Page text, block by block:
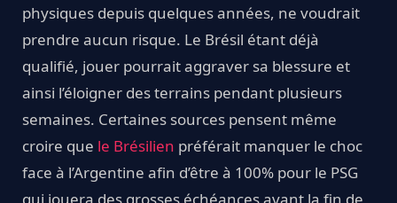
physiques depuis quelques années, ne voudrait
prendre aucun risque. Le Brésil étant déjà
qualifié, jouer pourrait aggraver sa blessure et
ainsi l’éloigner des terrains pendant plusieurs
semaines. Certaines sources pensent même
croire que le Brésilien préférait manquer le choc
face à l’Argentine afin d’être à 100% pour le PSG
qui jouera des grosses échéances avant la fin de